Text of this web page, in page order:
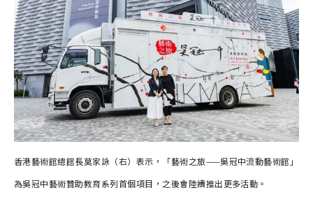
香港藝術館總館長莫家詠（右）表示，「藝術之旅——吳冠中流動藝術館」
為吳冠中藝術贊助教育系列首個項目，之後會陸續推出更多活動。